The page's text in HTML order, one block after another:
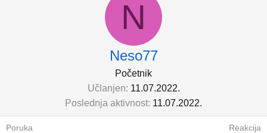
N
Neso77
Početnik
Učlanjen 11.07.2022.
Poslednja aktivnost 11.07.2022.
Poruka Reakcija